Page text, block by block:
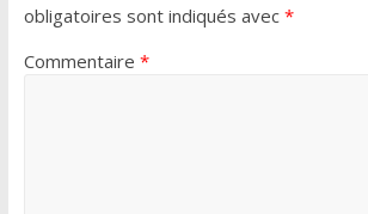
obligatoires sont indiqués avec *
Commentaire *